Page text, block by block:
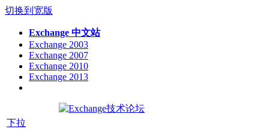
切换到宽版
Exchange 中文站
Exchange 2003
Exchange 2007
Exchange 2010
Exchange 2013
下拉